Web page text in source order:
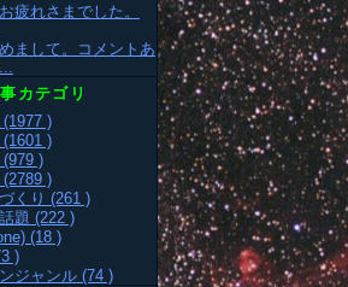
疲れさまでした。
まして。コメントあ
カテゴリ
)
)
)
)
くり (261 )
題 (222 )
(18 )
)
ジャンル (74 )